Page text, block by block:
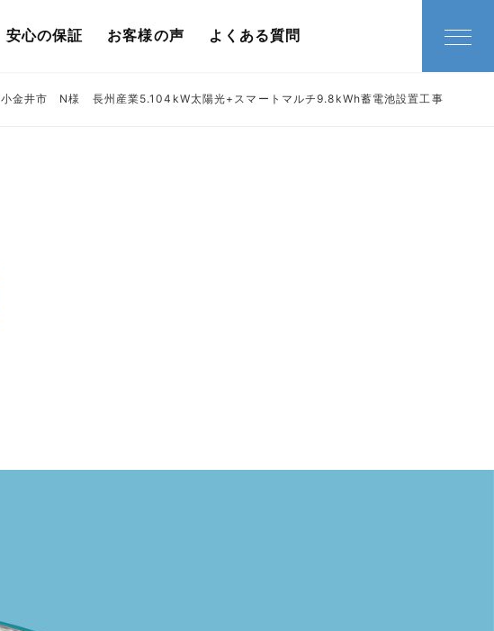
安心の保証 お客様の声 よくある質問
小金井市 N様 長州産業5.104kW太陽光+スマートマルチ9.8kWh蓄電池設置工事